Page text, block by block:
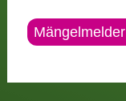
Mängelmelder